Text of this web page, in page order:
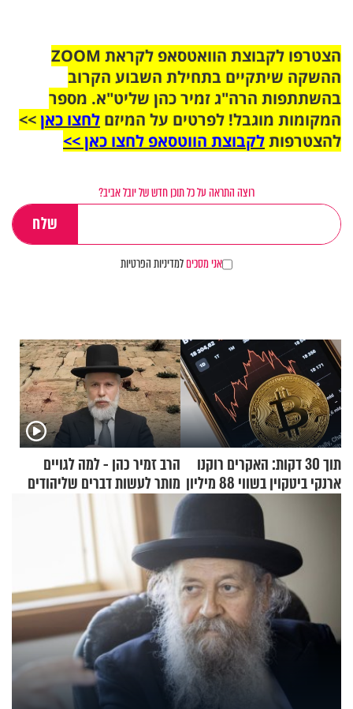
הצטרפו לקבוצת הוואטסאפ לקראת ZOOM
ההשקה שיתקיים בתחילת השבוע הקרוב
בהשתתפות הרה"ג זמיר כהן שליט"א. מספר
המקומות מוגבל! לפרטים על המיזם לחצו כאן>>
להצטרפותלקבוצת הווטסאפ לחצו כאן >>
רוצה התראה על כל תוכן חדש של יובל אביב?
אני מסכיםלמדיניות הפרטיות
תוך 30 דקות: האקרים רוקנו
ארנקי ביטקוין בשווי 88 מיליון
הרב זמיר כהן - למה לגויים
מותר לעשות דברים שליהודים
אסור?